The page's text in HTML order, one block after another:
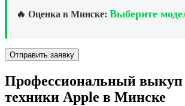
🔥 Оценка в Минске: Выберите
Профессиональный выкуп
техники Apple в Минске